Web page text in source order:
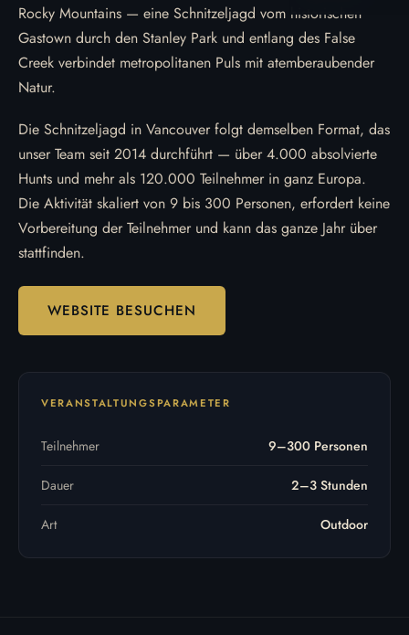
Rocky Mountains — eine Schnitzeljagd vom historischen
Gastown durch den Stanley Park und entlang des False
Creek verbindet metropolitanen Puls mit atemberaubender
Natur.
Die Schnitzeljagd in Vancouver folgt demselben Format, das
unser Team seit 2014 durchführt — über 4.000 absolvierte
Hunts und mehr als 120.000 Teilnehmer in ganz Europa.
Die Aktivität skaliert von 9 bis 300 Personen, erfordert keine
Vorbereitung der Teilnehmer und kann das ganze Jahr über
stattfinden.
WEBSITE BESUCHEN
VERANSTALTUNGSPARAMETER
Teilnehmer 9–300 Personen
Dauer 2–3 Stunden
Art Outdoor